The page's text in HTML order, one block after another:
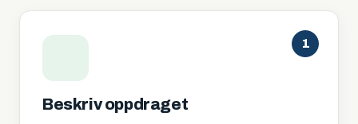
1
Beskriv oppdraget